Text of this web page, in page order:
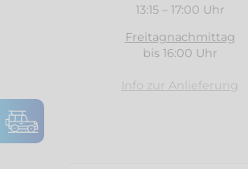
13:15 – 17:00 Uhr
Freitagnachmittag
bis 16:00 Uhr
Info zur Anlieferung